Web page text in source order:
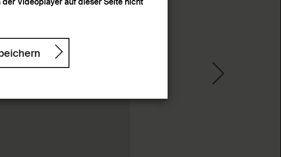
Videoplayer auf dieser Seite nicht